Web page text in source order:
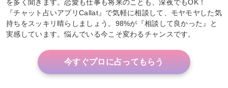
を多く聞きます。恋愛も仕事も将来のことも、深夜でもOK！
『チャット占いアプリCallat』で気軽に相談して、モヤモヤした気
持ちをスッキリ晴らしましょう。98%が『相談して良かった』と
実感しています。悩んでいる今こそ変わるチャンスです。
今すぐプロに占ってもらう